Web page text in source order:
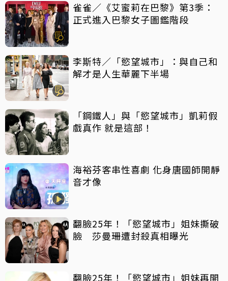
雀雀／《艾蜜莉在巴黎》第3季：
正式進入巴黎女子圖鑑階段
李斯特／「慾望城市」：與自己和
解才是人生華麗下半場
「鋼鐵人」與「慾望城市」凱莉假
戲真作 就是這部！
海裕芬客串性喜劇 化身唐國師開靜
音才像
翻臉25年！「慾望城市」姐妹撕破
臉 莎曼珊遭封殺真相曝光
翻臉25年！「慾望城市」姐妹再開